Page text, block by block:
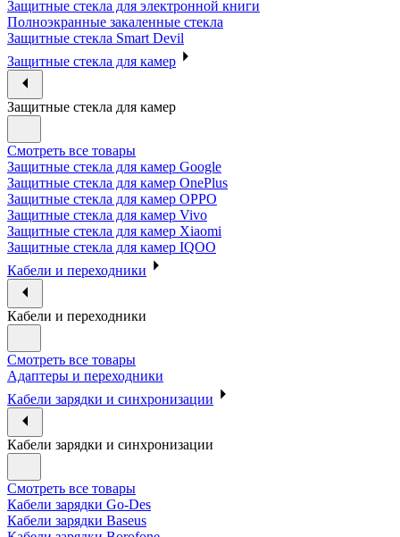
Защитные стекла для электронной книги
Полноэкранные закаленные стекла
Защитные стекла Smart Devil
Защитные стекла для камер
Защитные стекла для камер
Смотреть все товары
Защитные стекла для камер Google
Защитные стекла для камер OnePlus
Защитные стекла для камер OPPO
Защитные стекла для камер Vivo
Защитные стекла для камер Xiaomi
Защитные стекла для камер IQOO
Кабели и переходники
Кабели и переходники
Смотреть все товары
Адаптеры и переходники
Кабели зарядки и синхронизации
Кабели зарядки и синхронизации
Смотреть все товары
Кабели зарядки Go-Des
Кабели зарядки Baseus